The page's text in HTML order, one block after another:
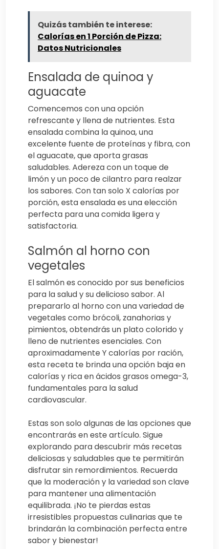
Quizás también te interese:
Calorías en 1 Porción de Pizza:
Datos Nutricionales
Ensalada de quinoa y
aguacate
Comencemos con una opción
refrescante y llena de nutrientes. Esta
ensalada combina la quinoa, una
excelente fuente de proteínas y fibra, con
el aguacate, que aporta grasas
saludables. Adereza con un toque de
limón y un poco de cilantro para realzar
los sabores. Con tan solo X calorías por
porción, esta ensalada es una elección
perfecta para una comida ligera y
satisfactoria.
Salmón al horno con
vegetales
El salmón es conocido por sus beneficios
para la salud y su delicioso sabor. Al
prepararlo al horno con una variedad de
vegetales como brócoli, zanahorias y
pimientos, obtendrás un plato colorido y
lleno de nutrientes esenciales. Con
aproximadamente Y calorías por ración,
esta receta te brinda una opción baja en
calorías y rica en ácidos grasos omega-3,
fundamentales para la salud
cardiovascular.
Estas son solo algunas de las opciones que
encontrarás en este artículo. Sigue
explorando para descubrir más recetas
deliciosas y saludables que te permitirán
disfrutar sin remordimientos. Recuerda
que la moderación y la variedad son clave
para mantener una alimentación
equilibrada. ¡No te pierdas estas
irresistibles propuestas culinarias que te
brindarán la combinación perfecta entre
sabor y bienestar!